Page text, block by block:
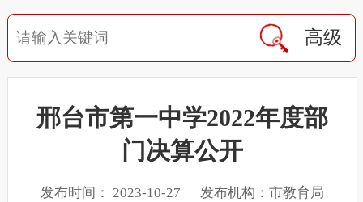
高级
邢台市第一中学2022年度部
门决算公开
发布时间： 2023-10-27 发布机构：市教育局